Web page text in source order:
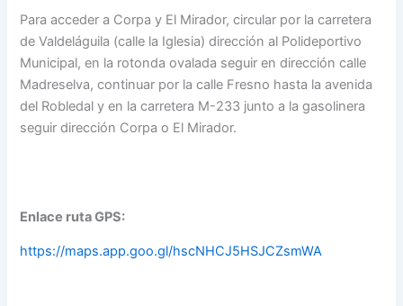
Para acceder a Corpa y El Mirador, circular por la carretera
de Valdeláguila (calle la Iglesia) dirección al Polideportivo
Municipal, en la rotonda ovalada seguir en dirección calle
Madreselva, continuar por la calle Fresno hasta la avenida
del Robledal y en la carretera M-233 junto a la gasolinera
seguir dirección Corpa o El Mirador.
Enlace ruta GPS:
https://maps.app.goo.gl/hscNHCJ5HSJCZsmWA